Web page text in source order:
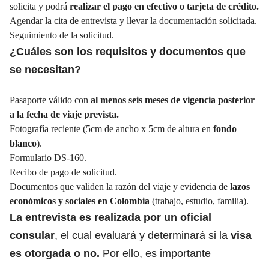
solicita y podrá realizar el pago en efectivo o tarjeta de crédito.
Agendar la cita de entrevista y llevar la documentación solicitada.
Seguimiento de la solicitud.
¿Cuáles son los requisitos y documentos que
se necesitan?
Pasaporte válido con al menos seis meses de vigencia posterior
a la fecha de viaje prevista.
Fotografía reciente (5cm de ancho x 5cm de altura en fondo
blanco).
Formulario DS-160.
Recibo de pago de solicitud.
Documentos que validen la razón del viaje y evidencia de lazos
económicos y sociales en Colombia (trabajo, estudio, familia).
La entrevista es realizada por un oficial
consular, el cual evaluará y determinará si la visa
es otorgada o no. Por ello, es importante